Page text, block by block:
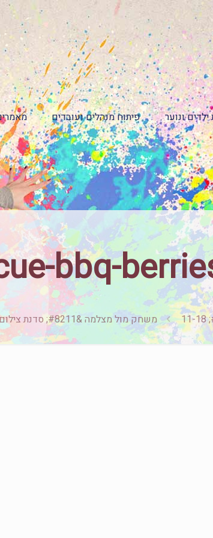
ונוער פיתוח מנהלים ועובדים
bbq-
משחק מול מצלמה &#8211; סדנת צילום ביתי